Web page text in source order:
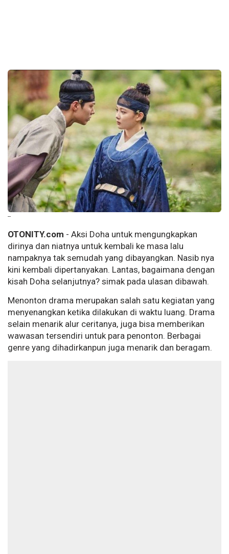
--
OTONITY.com - Aksi Doha untuk mengungkapkan
dirinya dan niatnya untuk kembali ke masa lalu
nampaknya tak semudah yang dibayangkan. Nasib nya
kini kembali dipertanyakan. Lantas, bagaimana dengan
kisah Doha selanjutnya? simak pada ulasan dibawah.
Menonton drama merupakan salah satu kegiatan yang
menyenangkan ketika dilakukan di waktu luang. Drama
selain menarik alur ceritanya, juga bisa memberikan
wawasan tersendiri untuk para penonton. Berbagai
genre yang dihadirkanpun juga menarik dan beragam.